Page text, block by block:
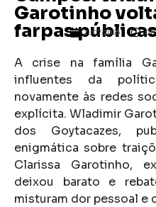
Garotinho
farpas
21/07/2025
A crise na família
influentes da
novamente às redes
explícita. Wladimir
dos Goytacazes,
enigmática sobre
Clarissa Garotinho,
deixou barato e
misturam dor pessoal e